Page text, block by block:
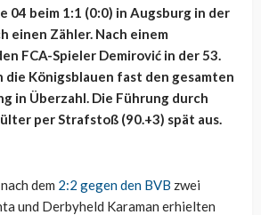
04 beim 1:1 (0:0) in Augsburg in der
einen Zähler. Nach einem
FCA-Spieler Demirović in der 53.
Königsblauen fast den gesamten
in Überzahl. Die Führung durch
per Strafstoß (90.+3) spät aus.
dem 2:2 gegen den BVB zwei
und Derbyheld Karaman erhielten